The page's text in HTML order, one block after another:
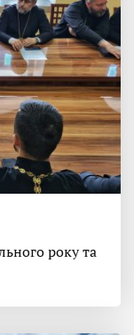
року та